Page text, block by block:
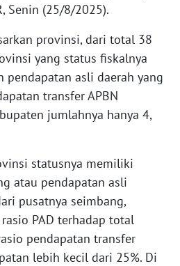
Senin (25/8/2025).
provinsi, dari total 38
yang status fiskalnya
pendapatan asli daerah yang
transfer APBN
jumlahnya hanya 4,
statusnya memiliki
atau pendapatan asli
pusatnya seimbang,
PAD terhadap total
pendapatan transfer
lebih kecil dari 25%. Di